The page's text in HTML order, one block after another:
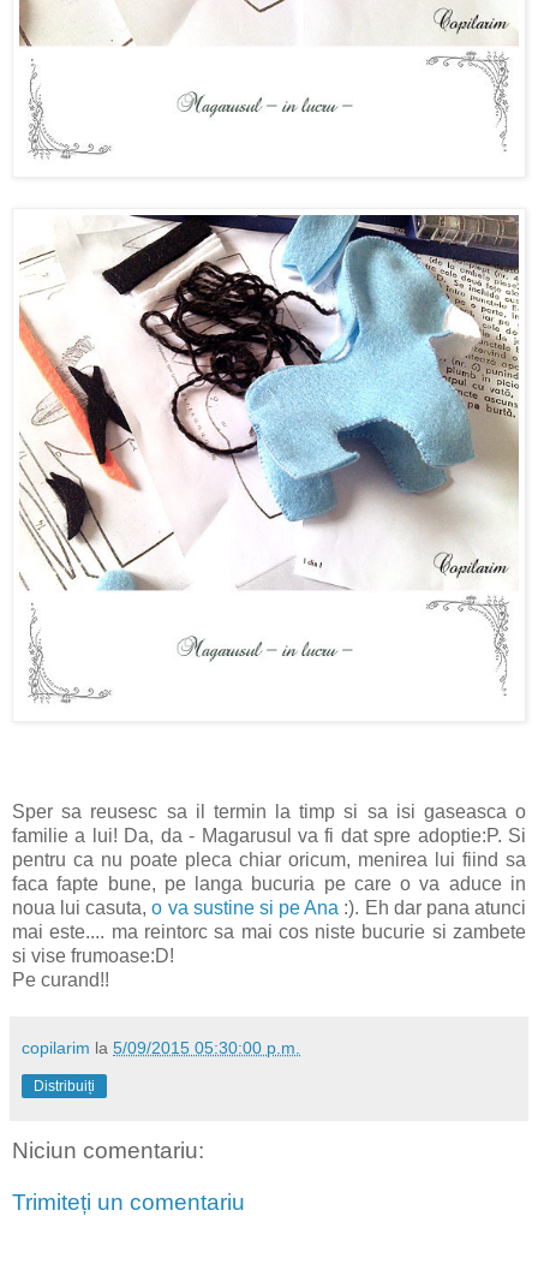
Sper sa reusesc sa il termin la timp si sa isi gaseasca o
familie a lui! Da, da - Magarusul va fi dat spre adoptie:P. Si
pentru ca nu poate pleca chiar oricum, menirea lui fiind sa
faca fapte bune, pe langa bucuria pe care o va aduce in
noua lui casuta,o va sustine si pe Ana :). Eh dar pana atunci
mai este.... ma reintorc sa mai cos niste bucurie si zambete
si vise frumoase:D!
Pe curand!!
copilarim la 5/09/2015 05:30:00 p.m.
Distribuiți
Niciun comentariu:
Trimiteți un comentariu